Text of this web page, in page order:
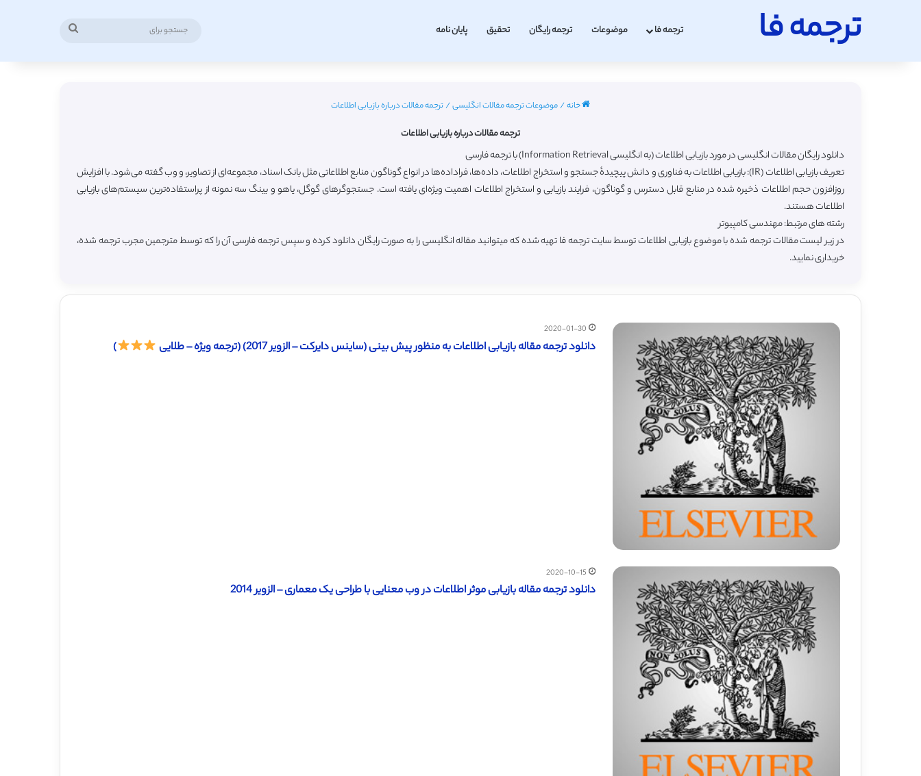
ترجمه فا ترجمه فا موضوعات ترجمه رایگان تحقیق پایان نامه
خانه/موضوعات ترجمه مقالات انگلیسی/ترجمه مقالات درباره بازیابی اطلاعات
ترجمه مقالات درباره بازیابی اطلاعات
دانلود رایگان مقالات انگلیسی در مورد بازیابی اطلاعات (به انگلیسی Information Retrieval) با ترجمه فارسی
تعریف بازیابی اطلاعات (IR): بازیابی اطلاعات به فناوری و دانش پیچیدهٔ جستجو و استخراج اطلاعات، داده‌ها، فراداده‌ها در انواع گوناگون منابع اطلاعاتی مثل بانک اسناد، مجموعه‌ای از تصاویر، و وب گفته می‌شود. با افزایش
روزافزون حجم اطلاعات ذخیره شده در منابع قابل دسترس و گوناگون، فرایند بازیابی و استخراج اطلاعات اهمیت ویژه‌ای یافته است. جستجوگرهای گوگل، یاهو و بینگ سه نمونه از پراستفاده‌ترین سیستم‌های بازیابی
اطلاعات هستند.
رشته های مرتبط: مهندسی کامپیوتر
در زیر لیست مقالات ترجمه شده با موضوع بازیابی اطلاعات توسط سایت ترجمه فا تهیه شده که میتوانید مقاله انگلیسی را به صورت رایگان دانلود کرده و سپس ترجمه فارسی آن را که توسط مترجمین مجرب ترجمه شده،
خریداری نمایید.
2020-01-30
دانلود ترجمه مقاله بازیابی اطلاعات به منظور پیش بینی (ساینس دایرکت – الزویر 2017) (ترجمه ویژه – طلایی )
2020-10-15
دانلود ترجمه مقاله بازیابی موثر اطلاعات در وب معنایی با طراحی یک معماری – الزویر 2014